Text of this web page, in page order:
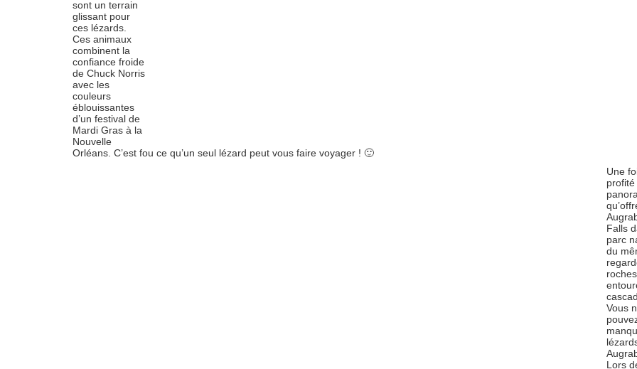
sont un terrain
glissant pour
ces lézards.
Ces animaux
combinent la
confiance froide
de Chuck Norris
avec les
couleurs
éblouissantes
d’un festival de
Mardi Gras à la
Nouvelle
Orléans. C’est fou ce qu’un seul lézard peut vous faire voyager ! 🙂
Une
profité
Falls
parc
du
Vous
Lors